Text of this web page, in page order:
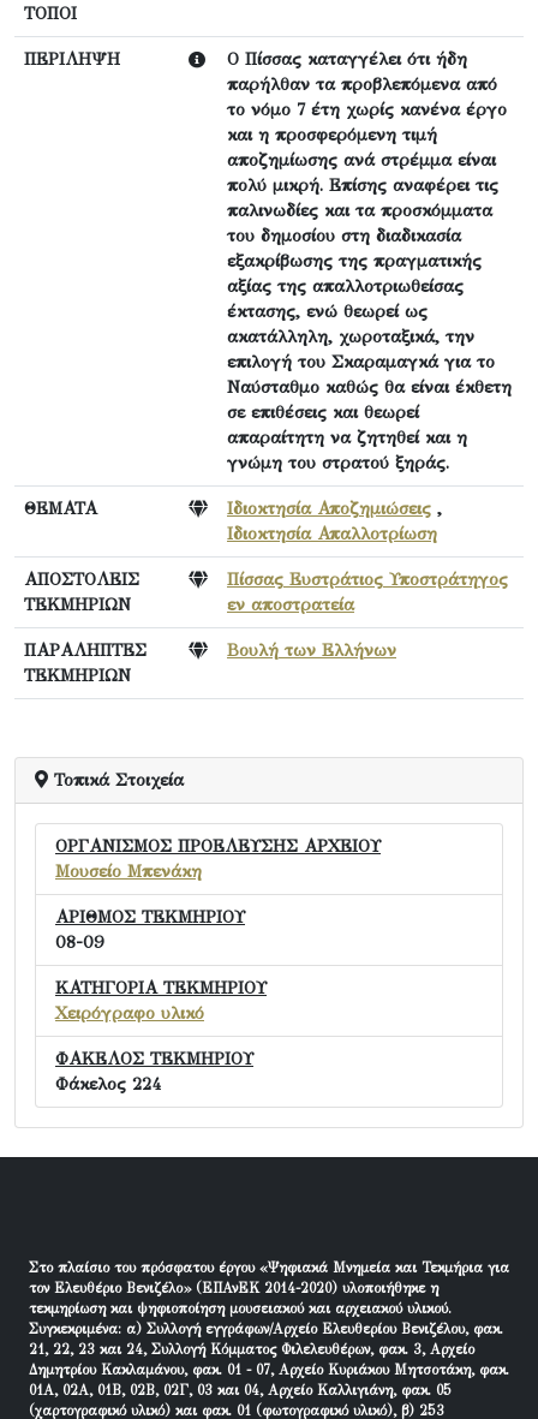
ΤΟΠΟΙ
ΠΕΡΙΛΗΨΗ
Ο Πίσσας καταγγέλει ότι ήδη
παρήλθαν τα προβλεπόμενα από
το νόμο 7 έτη χωρίς κανένα έργο
και η προσφερόμενη τιμή
αποζημίωσης ανά στρέμμα είναι
πολύ μικρή. Επίσης αναφέρει τις
παλινωδίες και τα προσκόμματα
του δημοσίου στη διαδικασία
εξακρίβωσης της πραγματικής
αξίας της απαλλοτριωθείσας
έκτασης, ενώ θεωρεί ως
ακατάλληλη, χωροταξικά, την
επιλογή του Σκαραμαγκά για το
Ναύσταθμο καθώς θα είναι έκθετη
σε επιθέσεις και θεωρεί
απαραίτητη να ζητηθεί και η
γνώμη του στρατού ξηράς.
ΘΕΜΑΤΑ Ιδιοκτησία Αποζημιώσεις ,
Ιδιοκτησία Απαλλοτρίωση
ΑΠΟΣΤΟΛΕΙΣ
ΤΕΚΜΗΡΙΩΝ
Πίσσας Ευστράτιος Υποστράτηγος
εν αποστρατεία
ΠΑΡΑΛΗΠΤΕΣ
ΤΕΚΜΗΡΙΩΝ
Βουλή των Ελλήνων
Τοπικά Στοιχεία
ΟΡΓΑΝΙΣΜΟΣ ΠΡΟΕΛΕΥΣΗΣ ΑΡΧΕΙΟΥ
Μουσείο Μπενάκη
ΑΡΙΘΜΟΣ ΤΕΚΜΗΡΙΟΥ
08-09
ΚΑΤΗΓΟΡΙΑ ΤΕΚΜΗΡΙΟΥ
Χειρόγραφο υλικό
ΦΑΚΕΛΟΣ ΤΕΚΜΗΡΙΟΥ
Φάκελος 224
Στο πλαίσιο του πρόσφατου έργου «Ψηφιακά Μνημεία και Τεκμήρια για
τον Ελευθέριο Βενιζέλο» (ΕΠΑνΕΚ 2014-2020) υλοποιήθηκε η
τεκμηρίωση και ψηφιοποίηση μουσειακού και αρχειακού υλικού.
Συγκεκριμένα: α) Συλλογή εγγράφων/Αρχείο Ελευθερίου Βενιζέλου, φακ.
21, 22, 23 και 24, Συλλογή Κόμματος Φιλελευθέρων, φακ. 3, Αρχείο
Δημητρίου Κακλαμάνου, φακ. 01 - 07, Αρχείο Κυριάκου Μητσοτάκη, φακ.
01Α, 02Α, 01Β, 02Β, 02Γ, 03 και 04, Αρχείο Καλλιγιάνη, φακ. 05
(χαρτογραφικό υλικό) και φακ. 01 (φωτογραφικό υλικό), β) 253